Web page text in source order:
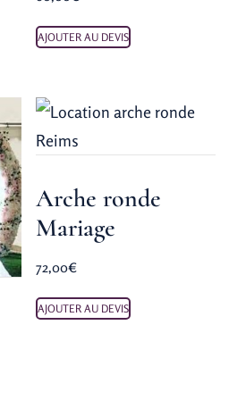
AJOUTER AU DEVIS
Arche ronde
Mariage
72,00€
AJOUTER AU DEVIS